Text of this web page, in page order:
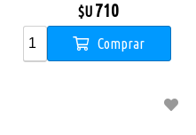
$U 710
Comprar